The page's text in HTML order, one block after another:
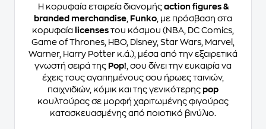
Η κορυφαία εταιρεία διανομής action figures &
branded merchandise
Funko , με πρόσβαση στα
κορυφαία licenses του κόσμου (NBA, DC Comics,
Game of Thrones, HBO, Disney, Star Wars, Marvel,
Warner, Harry Potter κ.ά.), μέσα από την εξαιρετικά
γνωστή σειρά της Pop! , σου δίνει την ευκαιρία να
έχεις τους αγαπημένους σου ήρωες ταινιών,
παιχνιδιών, κόμικ και της γενικότερης pop
κουλτούρας σε μορφή χαριτωμένης φιγούρας
κατασκευασμένης από ποιοτικό βινύλιο.